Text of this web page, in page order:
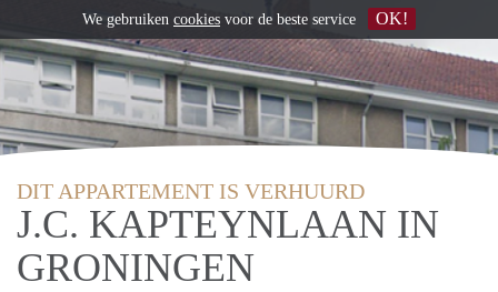
DIT APPARTEMENT IS VERHUURD
J.C. KAPTEYNLAAN IN
GRONINGEN
We gebruiken cookies voor de beste service OK!